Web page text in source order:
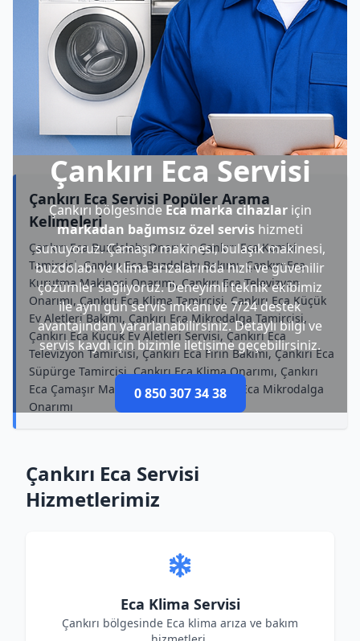
Çankırı Eca Servisi
Çankırı bölgesindeEca marka cihazlariçin
markadan bağımsız özel servis hizmeti
sunuyoruz. Çamaşır makinesi, bulaşık makinesi,
buzdolabı ve klima arızalarında hızlı ve güvenilir
çözümler sağlıyoruz. Deneyimli teknik ekibimiz
ile aynı gün servis imkânı ve 7/24 destek
avantajından yararlanabilirsiniz. Detaylı bilgi ve
servis kaydı için bizimle iletişime geçebilirsiniz.
0 850 307 34 38
Çankırı Eca Servisi Popüler Arama
Kelimeleri
Çankırı Eca Buzdolabı Onarımı, Çankırı Eca Kombi
Tamircisi, Çankırı Eca Buzdolabı Bakımı, Çankırı Eca
Kurutma Makinesi Onarımı, Çankırı Eca Televizyon
Onarımı, Çankırı Eca Klima Tamircisi, Çankırı Eca Küçük
Ev Aletleri Bakımı, Çankırı Eca Mikrodalga Tamircisi,
Çankırı Eca Küçük Ev Aletleri Servisi, Çankırı Eca
Televizyon Tamircisi, Çankırı Eca Fırın Bakımı, Çankırı Eca
Süpürge Tamircisi, Çankırı Eca Klima Onarımı, Çankırı
Eca Çamaşır Makinesi Onarımı, Çankırı Eca Mikrodalga
Onarımı
Çankırı Eca Servisi
Hizmetlerimiz
Eca Klima Servisi
Çankırı bölgesinde Eca klima arıza ve bakım